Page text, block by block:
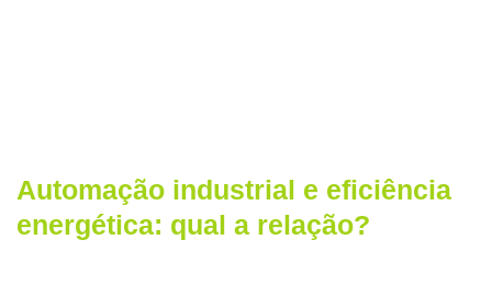
Automação industrial e eficiência
energética: qual a relação?